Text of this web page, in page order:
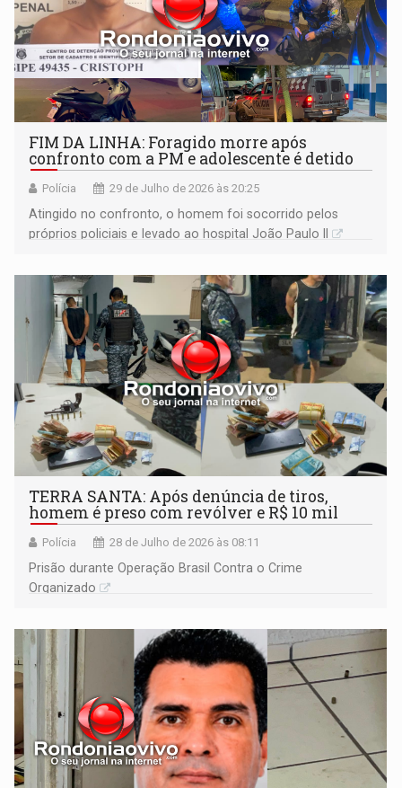
FIM DA LINHA: Foragido morre após
confronto com a PM e adolescente é detido
Polícia 29 de Julho de 2026 às 20:25
Atingido no confronto, o homem foi socorrido pelos
próprios policiais e levado ao hospital João Paulo II
TERRA SANTA: Após denúncia de tiros,
homem é preso com revólver e R$ 10 mil
Polícia 28 de Julho de 2026 às 08:11
Prisão durante Operação Brasil Contra o Crime
Organizado